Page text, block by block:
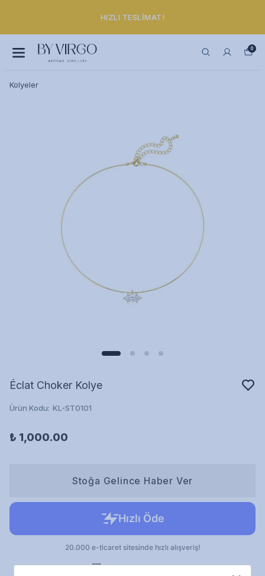
HIZLI TESLIMAT!
0
Kolyeler
Éclat Choker Kolye
Ürün Kodu: KL-ST0101
₺ 1,000.00
Stoğa Gelince Haber Ver
Ücretsiz Kargo